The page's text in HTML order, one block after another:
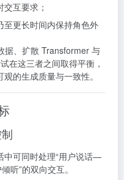
互要求；
至更长时间内保持角色外
据、扩散 Transformer 与
在这三者之间取得平衡，
的生成质量与一致性。
中可同时处理“用户说话—
听”的双向交互。